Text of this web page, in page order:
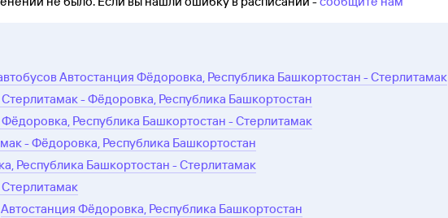
Автостанция Фёдоровка, Республика Башкортостан - Стерлитамак
- Фёдоровка, Республика Башкортостан
Республика Башкортостан - Стерлитамак
- Фёдоровка, Республика Башкортостан
Республика Башкортостан - Стерлитамак
Автостанция Фёдоровка, Республика Башкортостан